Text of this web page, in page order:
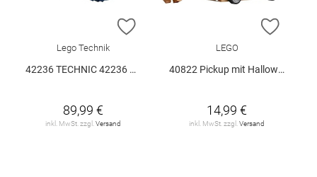
ZUR WUNSCHLISTE HINZUFÜGEN
Lego Technik
42236 TECHNIC 42236 V29
89,99 €
inkl. MwSt. zzgl. Versand
ZUR
LEGO
40822 Pickup mit Halloweenkürbis V29
14,99 €
inkl. MwSt. zzgl. Versand